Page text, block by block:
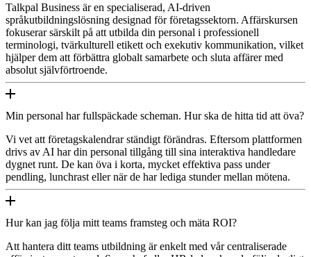
Talkpal Business är en specialiserad, AI-driven
språkutbildningslösning designad för företagssektorn. Affärskursen
fokuserar särskilt på att utbilda din personal i professionell
terminologi, tvärkulturell etikett och exekutiv kommunikation, vilket
hjälper dem att förbättra globalt samarbete och sluta affärer med
absolut självförtroende.
Min personal har fullspäckade scheman. Hur ska de hitta tid att öva?
Vi vet att företagskalendrar ständigt förändras. Eftersom plattformen
drivs av AI har din personal tillgång till sina interaktiva handledare
dygnet runt. De kan öva i korta, mycket effektiva pass under
pendling, lunchrast eller när de har lediga stunder mellan mötena.
Hur kan jag följa mitt teams framsteg och mäta ROI?
Att hantera ditt teams utbildning är enkelt med vår centraliserade